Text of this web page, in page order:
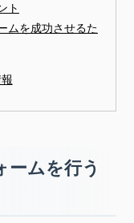
ト
ムを成功させるた
ームを行う